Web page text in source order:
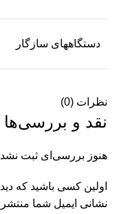
دستگاههای سازگار
نظرات (0)
نقد و بررسی‌ها
هنوز بررسی‌ای ثبت
اولین کسی باشید که
نشانی ایمیل شما